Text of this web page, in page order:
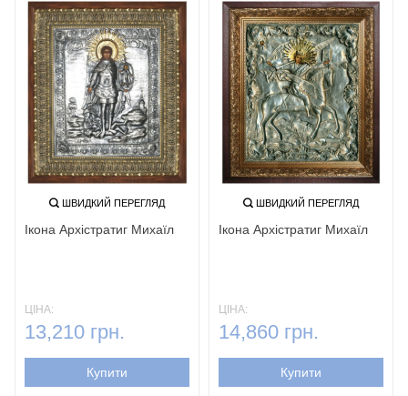
ШВИДКИЙ ПЕРЕГЛЯД
Ікона Архістратиг Михаїл
ЦІНА:
13,210 грн.
Купити
ШВИДКИЙ ПЕРЕГЛЯД
Ікона Архістратиг Михаїл
ЦІНА:
14,860 грн.
Купити